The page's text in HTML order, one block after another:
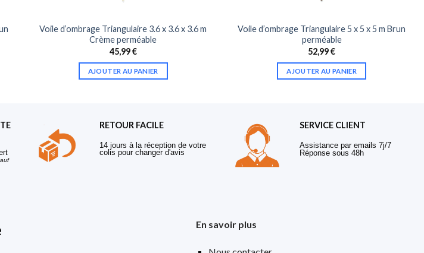
Voile d’ombrage Triangulaire 3.6 x 3.6 x 3.6 m
Crème perméable
45,99€
AJOUTER AU PANIER
Voile d’ombrage Triangulaire 5 x 5 x 5 m Brun
perméable
52,99€
AJOUTER AU PANIER
RETOUR FACILE
14 jours à la réception de votre
colis pour changer d'avis
SERVICE CLIENT
Assistance par emails 7j/7
Réponse sous 48h
En savoir plus